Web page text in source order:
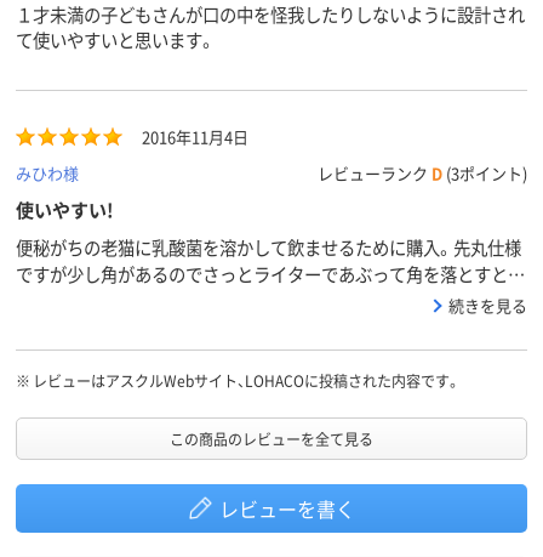
１才未満の子どもさんが口の中を怪我したりしないように設計され
て使いやすいと思います。
2016年11月4日
みひわ様
レビューランク D (3ポイント)
使いやすい!
便秘がちの老猫に乳酸菌を溶かして飲ませるために購入。先丸仕様
ですが少し角があるのでさっとライターであぶって角を落とすと猫
の口にも入れやすく、シリンジより嫌がらずに飲んでくれます。軽
おすすめです。
続きを見る
※ レビューはアスクルWebサイト、LOHACOに投稿された内容です。
この商品のレビューを全て見る
レビューを書く